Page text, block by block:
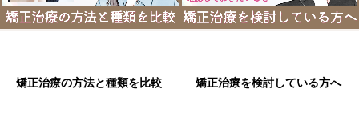
矯正治療の方法と種類を比較 矯正治療を検討している方へ